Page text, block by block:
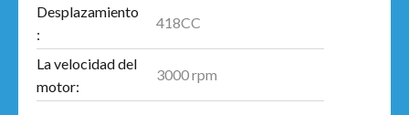
Desplazamiento
:
418CC
La velocidad del
motor:
3000 rpm